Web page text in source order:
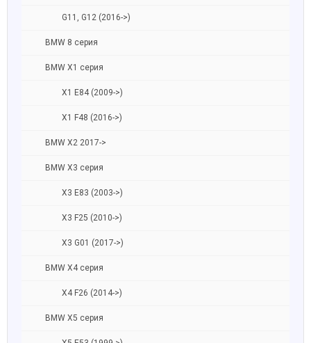
G11, G12 (2016->)
BMW 8 серия
BMW X1 серия
X1 E84 (2009->)
X1 F48 (2016->)
BMW X2 2017->
BMW X3 серия
X3 E83 (2003->)
X3 F25 (2010->)
X3 G01 (2017->)
BMW X4 серия
X4 F26 (2014->)
BMW X5 серия